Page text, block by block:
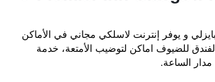
و يوفر إنترنت لاسلكي مجاني في الأماكن
للضيوف اماكن لتوضيب الأمتعة، خدمة
الساعة.